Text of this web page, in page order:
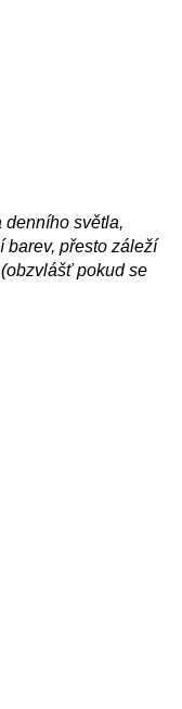
denního světla,
barev, přesto záleží
pokud se